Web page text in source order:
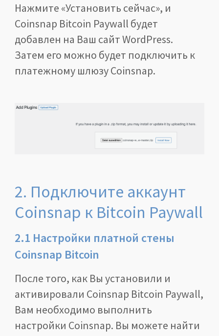
Нажмите «Установить сейчас», и
Coinsnap Bitcoin Paywall будет
добавлен на Ваш сайт WordPress.
Затем его можно будет подключить к
платежному шлюзу Coinsnap.
2. Подключите аккаунт
Coinsnap к Bitcoin Paywall
2.1 Настройки платной стены
Coinsnap Bitcoin
После того, как Вы установили и
активировали Coinsnap Bitcoin Paywall,
Вам необходимо выполнить
настройки Coinsnap. Вы можете найти